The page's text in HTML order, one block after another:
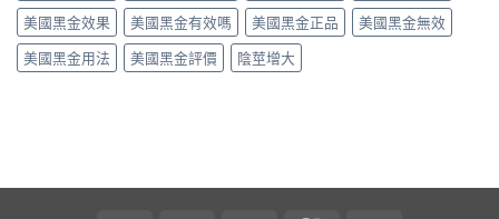
美國黑金效果
美國黑金有效嗎 美國黑金正品
美國黑金無效
美國黑金用法
美國黑金評價 陰莖增大